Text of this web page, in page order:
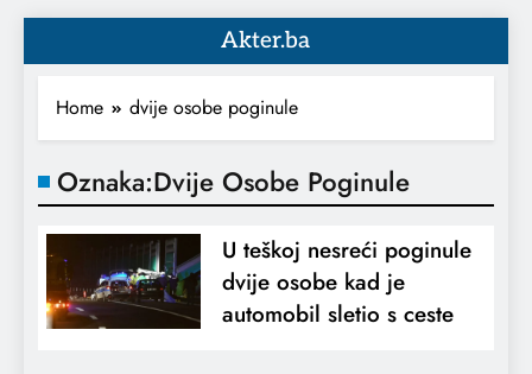
Akter.ba
Home dvije osobe poginule
Oznaka:Dvije Osobe Poginule
U teškoj nesreći poginule
dvije osobe kad je
automobil sletio s ceste